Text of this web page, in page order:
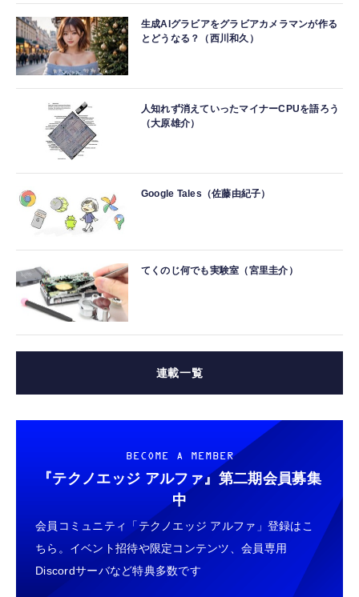
生成AIグラビアをグラビアカメラマンが作る
とどうなる？（西川和久）
人知れず消えていったマイナーCPUを語ろう
（大原雄介）
Google Tales（佐藤由紀子）
てくのじ何でも実験室（宮里圭介）
連載一覧
BECOME A MEMBER
『テクノエッジ アルファ』 第二期会員募集
中
会員コミュニティ「テクノエッジ アルファ」登録はこ
ちら。イベント招待や限定コンテンツ、会員専用
Discordサーバなど特典多数です